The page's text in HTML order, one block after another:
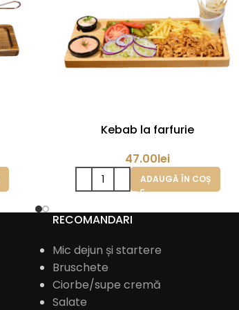
Kebab la farfurie
47.00lei
ADAUGĂ ÎN COȘ
RECOMANDARI
Mic dejun și startere
Bruschete
Ciorbe/supe cremă
Salate